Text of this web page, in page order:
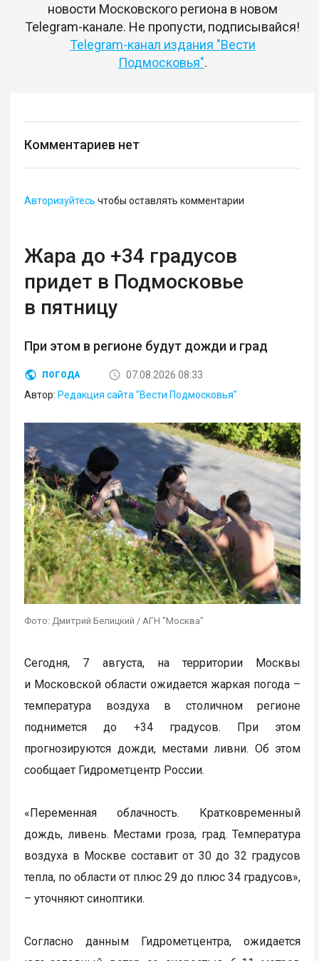
новости Московского региона в новом
Telegram-канале. Не пропусти, подписывайся!
Telegram-канал издания "Вести
Подмосковья".
Комментариев нет
Авторизуйтесь чтобы оставлять комментарии
Жара до +34 градусов
придет в Подмосковье
в пятницу
При этом в регионе будут дожди и град
ПОГОДА
07.08.2026 08:33
Автор: Редакция сайта "Вести Подмосковья"
Фото: Дмитрий Белицкий / АГН "Москва"
Сегодня, 7 августа, на территории Москвы
и Московской области ожидается жаркая погода –
температура воздуха в столичном регионе
поднимется до +34 градусов. При этом
прогнозируются дожди, местами ливни. Об этом
сообщает Гидрометцентр России.
«Переменная облачность. Кратковременный
дождь, ливень. Местами гроза, град. Температура
воздуха в Москве составит от 30 до 32 градусов
тепла, по области от плюс 29 до плюс 34 градусов»,
– уточняют синоптики.
Согласно данным Гидрометцентра, ожидается